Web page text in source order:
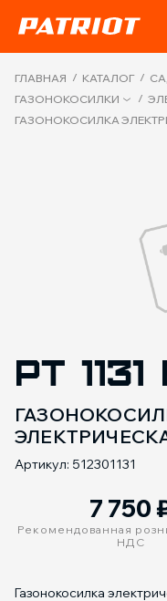
ГЛАВНАЯ / КАТАЛОГ /
ГАЗОНОКОСИЛКИ
/
ГАЗОНОКОСИЛКА
PT 1131
Артикул: 512301131
7 750
Рекомендованная
НДС
Газонокосилка